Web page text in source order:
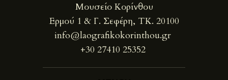
Μουσείο Κορίνθου
Ερμού 1 & Γ. Σεφέρη, ΤΚ. 20100
info@laografikokorinthou.gr
+30 27410 25352